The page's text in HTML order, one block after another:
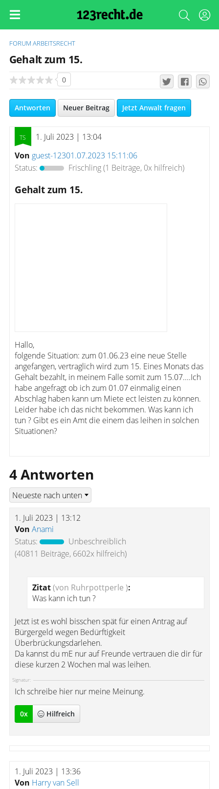
FORUM ARBEITSRECHT
Gehalt zum 15.
0
Antworten Neuer Beitrag Jetzt Anwalt fragen
1. Juli 2023 | 13:04
Von guest-12301.07.2023 15:11:06
Status:
Frischling(1 Beiträge, 0x hilfreich)
Gehalt zum 15.
Hallo,
folgende Situation: zum 01.06.23 eine neue Stelle
angefangen, vertraglich wird zum 15. Eines Monats das
Gehalt bezahlt, in meinem Falle somit zum 15.07....Ich
habe angefragt ob ich zum 01.07 einmalig einen
Abschlag haben kann um Miete ect leisten zu können.
Leider habe ich das nicht bekommen. Was kann ich
tun ? Gibt es ein Amt die einem das leihen in solchen
Situationen?
4 Antworten
1. Juli 2023 | 13:12
Von Anami
Status:
Unbeschreiblich
(40811 Beiträge, 6602x hilfreich)
Zitat(von Ruhrpottperle ):
Was kann ich tun ?
Jetzt ist es wohl bisschen spät für einen Antrag auf
Bürgergeld wegen Bedürftigkeit
Überbrückungsdarlehen.
Da kannst du mE nur auf Freunde vertrauen die dir für
diese kurzen 2 Wochen mal was leihen.
Signatur:
Ich schreibe hier nur meine Meinung.
0x Hilfreich
1. Juli 2023 | 13:36
Von Harry van Sell